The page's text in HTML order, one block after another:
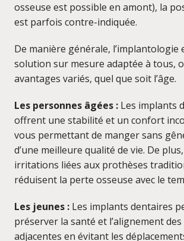
osseuse est possible en amont), la
est parfois contre-indiquée.
De manière générale, l’implantologie
solution sur mesure adaptée à tous,
avantages variés, quel que soit l’âge.
Les personnes âgées : Les implants
offrent une stabilité et un confort
vous permettant de manger sans
d’une meilleure qualité de vie. De
irritations liées aux prothèses
réduisent la perte osseuse avec le
Les jeunes : Les implants dentaires
préserver la santé et l’alignement
adjacentes en évitant les